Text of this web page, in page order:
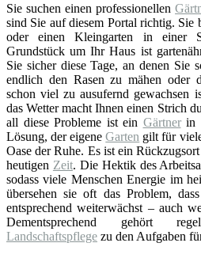
Sie suchen einen professionellen
sind Sie auf diesem Portal richtig. Sie
oder einen Kleingarten in einer
Grundstück um Ihr Haus ist
Sie sicher diese Tage, an denen Sie
endlich den Rasen zu mähen oder
schon viel zu ausufernd gewachsen
das Wetter macht Ihnen einen Strich
all diese Probleme ist ein Gärtnerin
Lösung, der eigeneGarten gilt für
Oase der Ruhe. Es ist ein
heutigen Zeit. Die Hektik des
sodass viele Menschen Energie im
übersehen sie oft das Problem,
entsprechend weiterwächst – auch
Dementsprechend gehört
Landschaftspflege zu den Aufgaben